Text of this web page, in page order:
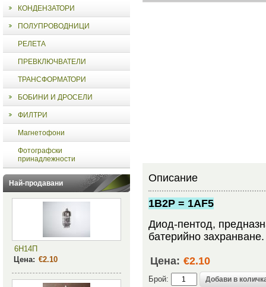
КОНДЕНЗАТОРИ
ПОЛУПРОВОДНИЦИ
РЕЛЕТА
ПРЕВКЛЮЧВАТЕЛИ
ТРАНСФОРМАТОРИ
БОБИНИ И ДРОСЕЛИ
ФИЛТРИ
Магнетофони
Фотографски
принадлежности
Най-продавани
6Н14П
Цена: €2.10
Описание
1B2P = 1AF5
Диод-пентод,
батерийно захранване.
Цена: €2.10
Брой: